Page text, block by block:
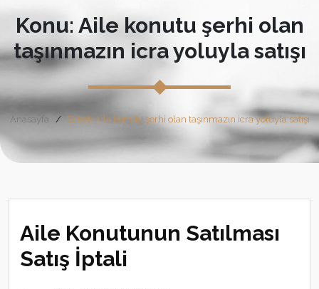
Konu: Aile konutu şerhi olan
taşınmazın icra yoluyla satışı
Anasayfa Etiket: Aile konutu şerhi olan taşınmazın icra yoluyla satışı
Aile Konutunun Satılması
Satış İptali